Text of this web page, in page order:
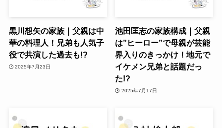
黒川想矢の家族｜父親は中
華の料理人！兄弟も人気子
役で共演した過去も!?
2025年7月23日
池田匡志の家族構成｜父親
は”ヒーロー”で母親が芸能
界入りのきっかけ！地元で
イケメン兄弟と話題だっ
た!?
2025年7月17日